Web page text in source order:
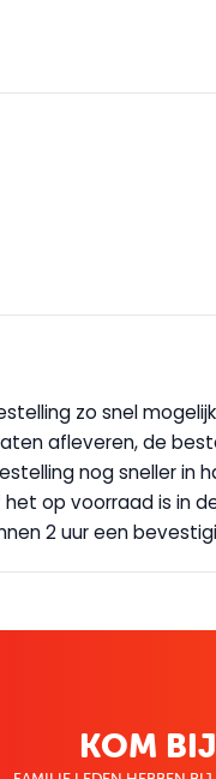
zo snel
afleveren, de
nog sneller in
op voorraad is in
2 uur een
KOM